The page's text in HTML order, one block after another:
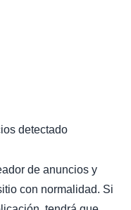
detectado
de anuncios y
con normalidad. Si